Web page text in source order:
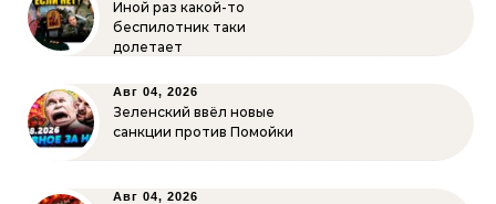
Иной раз какой-то
беспилотник таки
долетает
Авг 04, 2026
Зеленский ввёл новые
санкции против Помойки
Авг 04, 2026